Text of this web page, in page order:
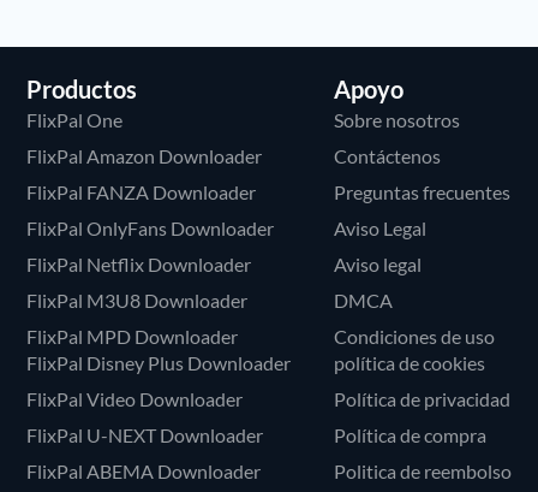
Productos
FlixPal One
FlixPal Amazon Downloader
FlixPal FANZA Downloader
FlixPal OnlyFans Downloader
FlixPal Netflix Downloader
FlixPal M3U8 Downloader
FlixPal MPD Downloader
FlixPal Disney Plus Downloader
FlixPal Video Downloader
FlixPal U-NEXT Downloader
FlixPal ABEMA Downloader
Apoyo
Sobre nosotros
Contáctenos
Preguntas frecuentes
Aviso Legal
Aviso legal
DMCA
Condiciones de uso
política de cookies
Política de privacidad
Política de compra
Politica de reembolso